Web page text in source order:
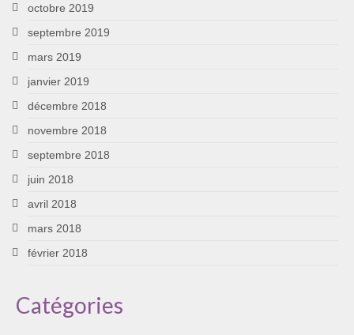
octobre 2019
septembre 2019
mars 2019
janvier 2019
décembre 2018
novembre 2018
septembre 2018
juin 2018
avril 2018
mars 2018
février 2018
Catégories